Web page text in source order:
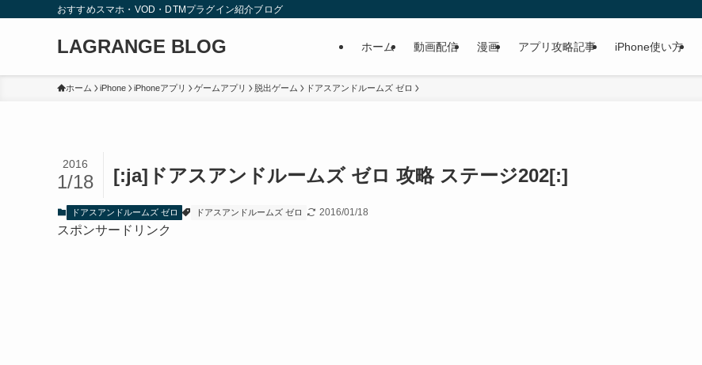
おすすめスマホ・VOD・DTMプラグイン紹介ブログ
LAGRANGE BLOG ホーム 動画配信 漫画 アプリ攻略記事 iPhone使い方
ホーム iPhone iPhoneアプリ ゲームアプリ 脱出ゲーム ドアスアンドルームズ ゼロ
[:ja]ドアスアンドルームズ ゼロ 攻略 ステージ202[:]
2016
1/18
ドアスアンドルームズ ゼロ ドアスアンドルームズ ゼロ 2016/01/18
スポンサードリンク